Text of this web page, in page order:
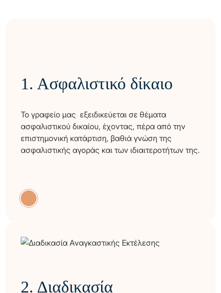
1. Ασφαλιστικό δίκαιο
Το γραφείο μας εξειδικεύεται σε θέματα
ασφαλιστικού δικαίου, έχοντας, πέρα από την
επιστημονική κατάρτιση, βαθιά γνώση της
ασφαλιστικής αγοράς και των ιδιαιτεροτήτων της.
2. Διαδικασία